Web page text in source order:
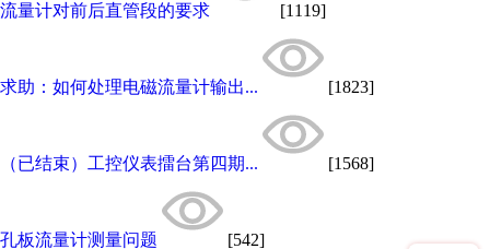
流量计对前后直管段的要求 [1119]
求助：如何处理电磁流量计输出... [1823]
（已结束）工控仪表擂台第四期... [1568]
孔板流量计测量问题 [542]